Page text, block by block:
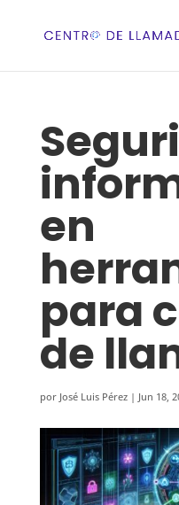
en
para
de
por José Luis Pérez| Jun 18,